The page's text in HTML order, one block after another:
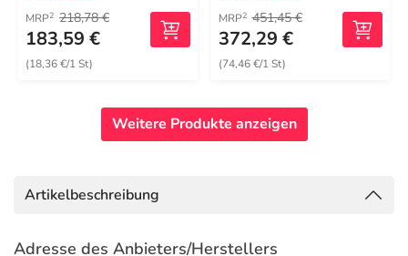
MRP2 218,78 €
183,59 €
(18,36 €/1 St)
MRP2 451,45 €
372,29 €
(74,46 €/1 St)
Weitere Produkte anzeigen
Artikelbeschreibung
Adresse des Anbieters/Herstellers